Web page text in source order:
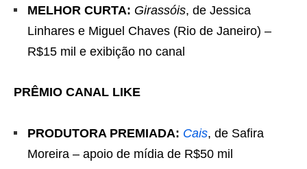
MELHOR CURTA: Girassóis, de Jessica
Linhares e Miguel Chaves (Rio de Janeiro) –
R$15 mil e exibição no canal
PRÊMIO CANAL LIKE
PRODUTORA PREMIADA: Cais, de Safira
Moreira – apoio de mídia de R$50 mil